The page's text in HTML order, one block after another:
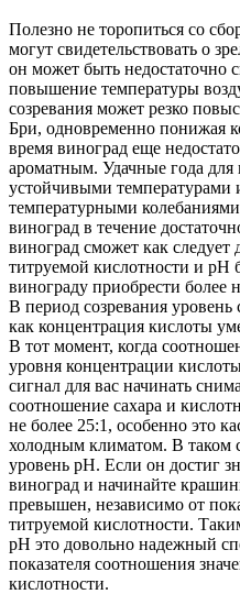
Полезно не торопиться со
могут свидетельствовать о
он может быть недостаточно
повышение температуры
созревания может резко
Бри, одновременно понижая
время виноград еще
ароматным. Удачные года для
устойчивыми
температурными
виноград в течение
виноград сможет как следует
титруемой кислотности и рН
винограду приобрести
В период созревания
как концентрация кислоты
В тот момент, когда
уровня концентрации
сигнал для вас начинать
соотношение сахара и
не более 25:1, особенно это
холодным климатом. В таком
уровень рН. Если он достиг
виноград и начинайте
превышен, независимо от
титруемой кислотности.
рН это довольно надежный
показателя соотношения
кислотности.